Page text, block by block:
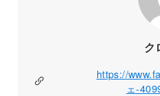
ク
https://
ェ-